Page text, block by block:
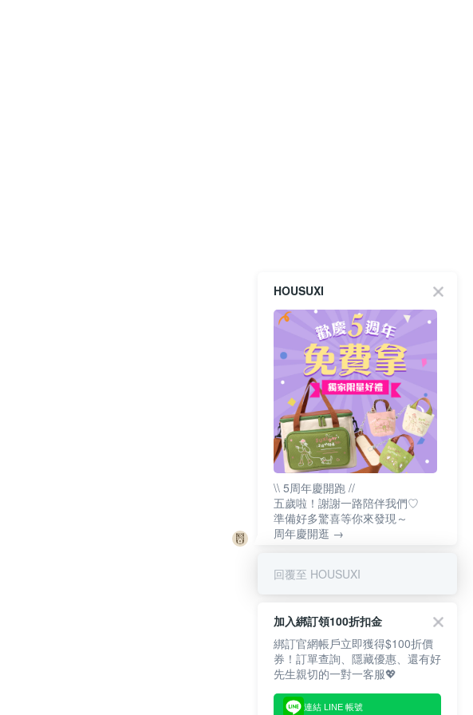
HOUSUXI
\\ 5周年慶開跑 //
五歲啦！謝謝一路陪伴我們♡
準備好多驚喜等你來發現～
周年慶開逛 →
回覆至 HOUSUXI
加入綁訂領100折扣金
綁訂官網帳戶立即獲得$100折價
券！訂單查詢、隱藏優惠、還有好
先生親切的一對一客服💖
連結 LINE 帳號